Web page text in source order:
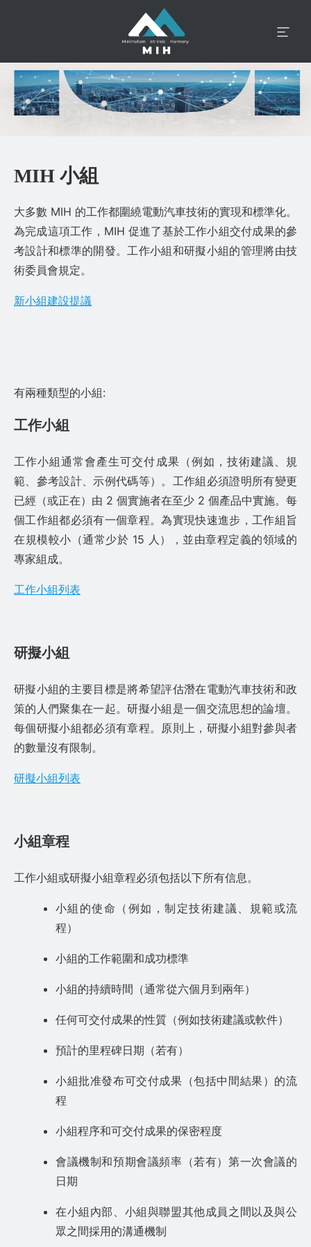
MIH 小組
大多數 MIH 的工作都圍繞電動汽車技術的實現和標準化。
為完成這項工作，MIH 促進了基於工作小組交付成果的參
考設計和標準的開發。工作小組和研擬小組的管理將由技
術委員會規定。
新小組建設提議
有兩種類型的小組:
工作小組
工作小組通常會產生可交付成果（例如，技術建議、規
範、參考設計、示例代碼等）。工作組必須證明所有變更
已經（或正在）由 2 個實施者在至少 2 個產品中實施。每
個工作組都必須有一個章程。為實現快速進步，工作組旨
在規模較小（通常少於 15 人），並由章程定義的領域的
專家組成。
工作小組列表
研擬小組
研擬小組的主要目標是將希望評估潛在電動汽車技術和政
策的人們聚集在一起。研擬小組是一個交流思想的論壇。
每個研擬小組都必須有章程。原則上，研擬小組對參與者
的數量沒有限制。
研擬小組列表
小組章程
工作小組或研擬小組章程必須包括以下所有信息。
小組的使命（例如，制定技術建議、規範或流
程）
小組的工作範圍和成功標準
小組的持續時間（通常從六個月到兩年）
任何可交付成果的性質（例如技術建議或軟件）
預計的里程碑日期（若有）
小組批准發布可交付成果（包括中間結果）的流
程
小組程序和可交付成果的保密程度
會議機制和預期會議頻率（若有）第一次會議的
日期
在小組內部、小組與聯盟其他成員之間以及與公
眾之間採用的溝通機制